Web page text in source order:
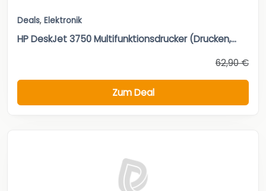
Deals, Elektronik
HP DeskJet 3750 Multifunktionsdrucker (Drucken,...
62,90 €
Zum Deal